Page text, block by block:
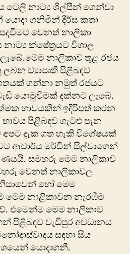
ටෙලි නාට්‍ය ශිල්පීන් ගෙන්වා
යොදා ගනිමින් දීර්ඝ කතා
වෙනත් නාලිකා
ක්ෂේත්‍රයට විශාල
නාලිකාව තුළ රජය
ව්‍යාපෘති පිළිබඳව
ගන්නා නමුත් රජයට
යොමුවීමක් දක්නට ලැබේ.
භාවයකින් ඉදිරිපත් කරන
පිළිබඳව ගැටළු පැන
දැක ගත හැකි විශේෂයක්
ආචාර්ය මර්වින් සිල්වාගෙන්
සමහරු මෙම නාලිකාව
වෙනත් නාලිකාවල
හෝ මෙම
මෙම නාළිකාවන නැරඹීම
එමෙන්ම මෙම නාලිකාව
පිළිබඳව වැඩිපුර අවධානය
සඳහා සිය
යොදාගනී.